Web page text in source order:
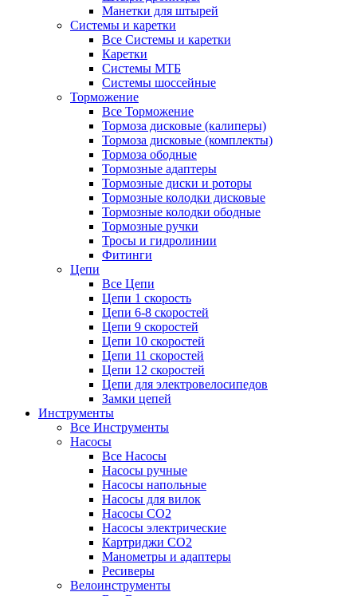
Манетки для штырей
Системы и каретки
Все Системы и каретки
Каретки
Системы МТБ
Системы шоссейные
Торможение
Все Торможение
Тормоза дисковые (калиперы)
Тормоза дисковые (комплекты)
Тормоза ободные
Тормозные адаптеры
Тормозные диски и роторы
Тормозные колодки дисковые
Тормозные колодки ободные
Тормозные ручки
Тросы и гидролинии
Фитинги
Цепи
Все Цепи
Цепи 1 скорость
Цепи 6-8 скоростей
Цепи 9 скоростей
Цепи 10 скоростей
Цепи 11 скоростей
Цепи 12 скоростей
Цепи для электровелосипедов
Замки цепей
Инструменты
Все Инструменты
Насосы
Все Насосы
Насосы ручные
Насосы напольные
Насосы для вилок
Насосы CO2
Насосы электрические
Картриджи CO2
Манометры и адаптеры
Ресиверы
Велоинструменты